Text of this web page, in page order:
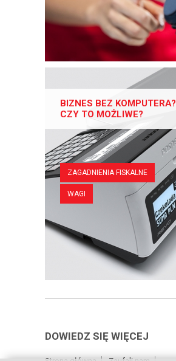
BIZNES BEZ KOMPUTERA?
CZY TO MOŻLIWE?
ZAGADNIENIA FISKALNE
WAGI
DOWIEDZ SIĘ WIĘCEJ